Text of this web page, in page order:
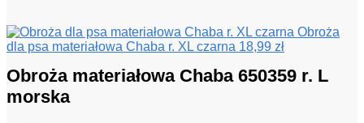
Obroża
dla psa materiałowa Chaba r. XL czarna 18,99 zł
Obroża materiałowa Chaba 650359 r. L
morska